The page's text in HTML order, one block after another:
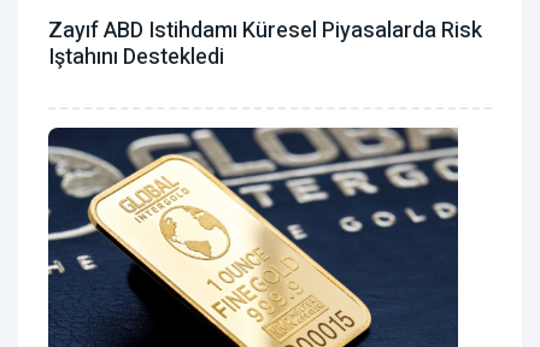
Zayıf ABD Istihdamı Küresel Piyasalarda Risk
Iştahını Destekledi